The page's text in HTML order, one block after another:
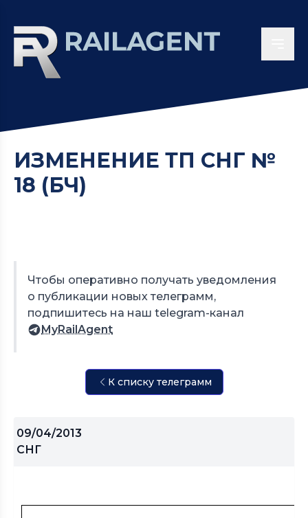
ИЗМЕНЕНИЕ ТП СНГ №
18 (БЧ)
Чтобы оперативно получать уведомления
о публикации новых телеграмм,
подпишитесь на наш telegram-канал
MyRailAgent
К списку телеграмм
09/04/2013
СНГ